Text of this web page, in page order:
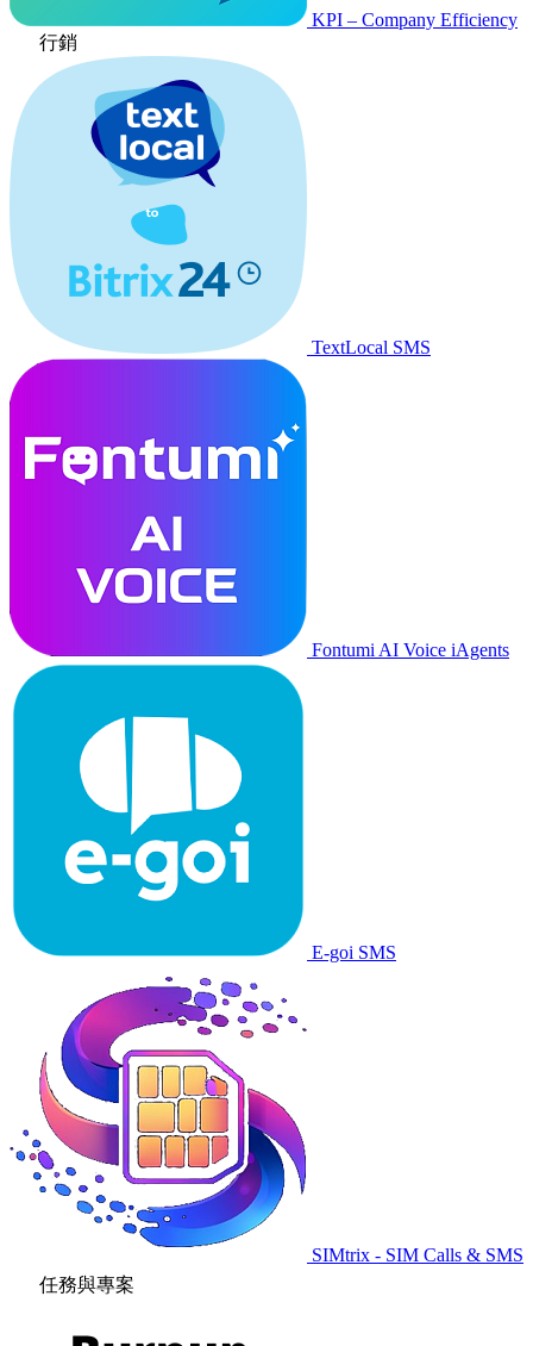
KPI – Company Efficiency
行銷
TextLocal SMS
Fontumi AI Voice iAgents
E-goi SMS
SIMtrix - SIM Calls & SMS
任務與專案